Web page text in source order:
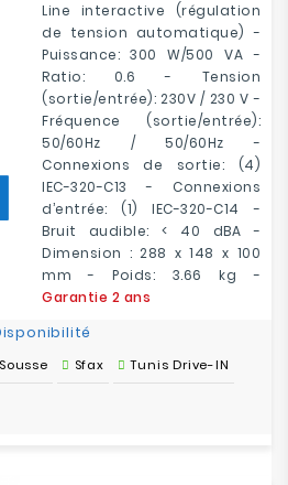
Line interactive (régulation
de tension automatique) -
Puissance: 300 W/500 VA -
Ratio: 0.6 - Tension
(sortie/entrée): 230V / 230 V -
Fréquence (sortie/entrée):
50/60Hz / 50/60Hz -
Connexions de sortie: (4)
IEC-320-C13 - Connexions
d’entrée: (1) IEC-320-C14 -
Bruit audible: < 40 dBA -
Dimension : 288 x 148 x 100
mm - Poids: 3.66 kg -
Garantie 2 ans
Sousse Sfax Tunis Drive-IN